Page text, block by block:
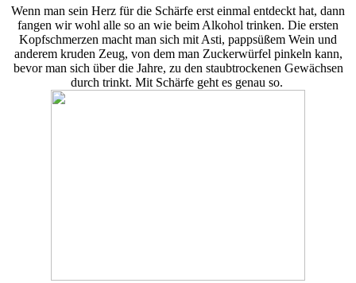
Wenn man sein Herz für die Schärfe erst einmal entdeckt hat, dann
fangen wir wohl alle so an wie beim Alkohol trinken. Die ersten
Kopfschmerzen macht man sich mit Asti, pappsüßem Wein und
anderem kruden Zeug, von dem man Zuckerwürfel pinkeln kann,
bevor man sich über die Jahre, zu den staubtrockenen Gewächsen
durch trinkt. Mit Schärfe geht es genau so.